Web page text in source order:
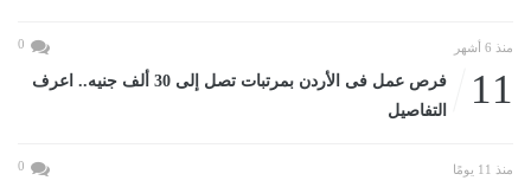
منذ 6 أشهر 0
11
فرص عمل فى الأردن بمرتبات تصل إلى 30 ألف جنيه.. اعرف
التفاصيل
منذ 11 يومًا 0